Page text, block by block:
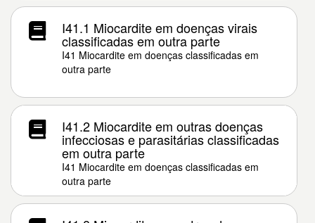
I41.1 Miocardite em doenças virais
classificadas em outra parte
I41 Miocardite em doenças classificadas em
outra parte
I41.2 Miocardite em outras doenças
infecciosas e parasitárias classificadas
em outra parte
I41 Miocardite em doenças classificadas em
outra parte